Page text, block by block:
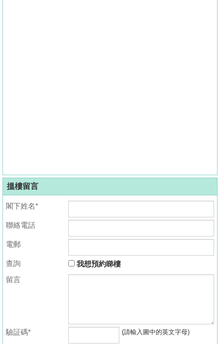
搵樓留言
閣下姓名*
聯絡電話
電郵
查詢
我想預約睇樓
留言
驗証碼* (請輸入圖中的英文字母)